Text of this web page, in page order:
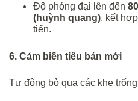
Độ phóng đại lên đến
(huỳnh quang), kết
tiến.
6. Cảm biến tiêu bản mới
Tự động bỏ qua các khe